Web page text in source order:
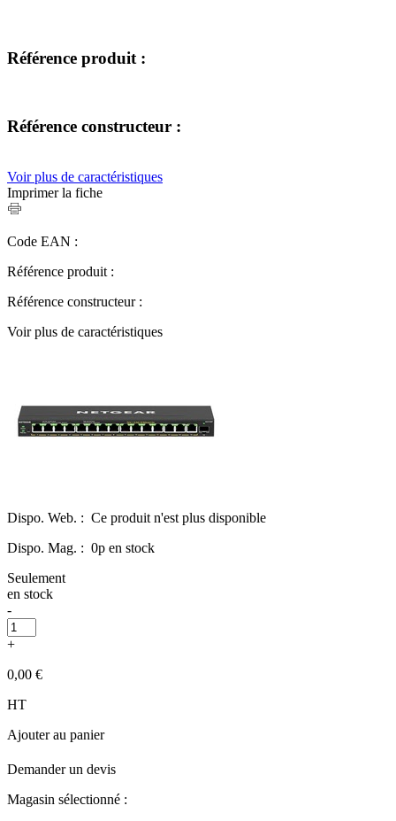
Référence produit :
Référence constructeur :
Voir plus de caractéristiques
Imprimer la fiche
Code EAN :
Référence produit :
Référence constructeur :
Voir plus de caractéristiques
Dispo. Web. : Ce produit n'est plus disponible
Dispo. Mag. : 0p en stock
Seulement
en stock
-
+
0,00 €
HT
Ajouter au panier
Demander un devis
Magasin sélectionné :